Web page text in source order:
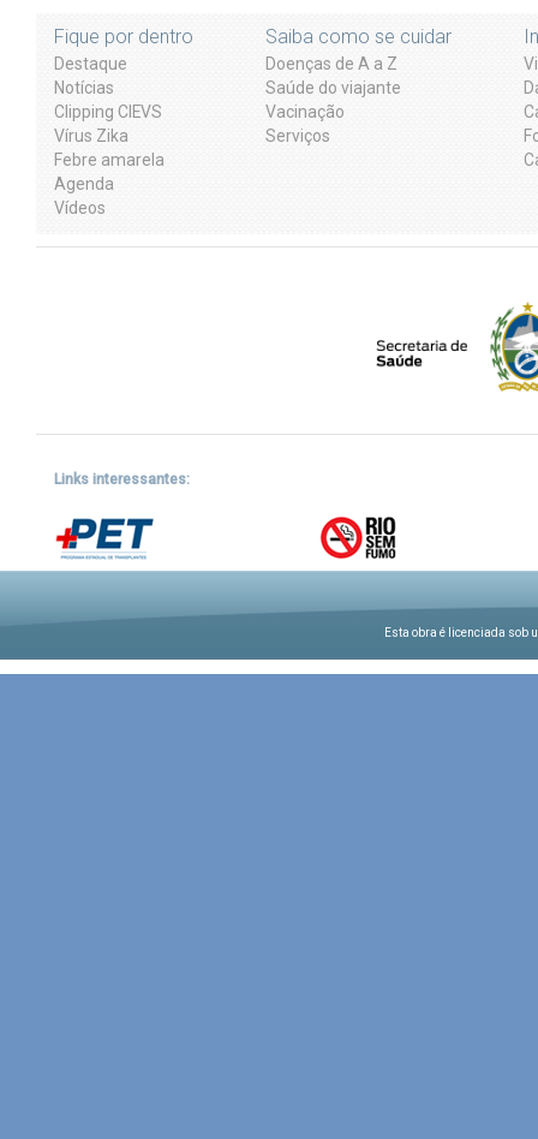
Fique por dentro
Destaque
Notícias
Clipping CIEVS
Vírus Zika
Febre amarela
Agenda
Vídeos
Saiba como se cuidar
Doenças de A a Z
Saúde do viajante
Vacinação
Serviços
Links interessantes:
Esta obra é licenciada sob